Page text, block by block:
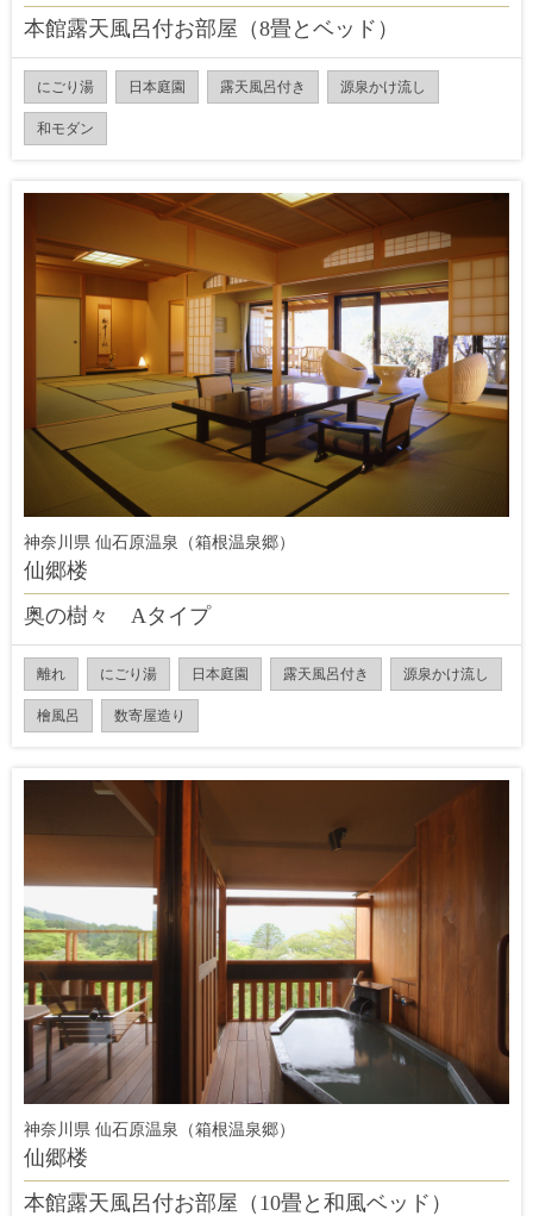
本館露天風呂付お部屋（8畳とベッド）
にごり湯 日本庭園 露天風呂付き 源泉かけ流し
和モダン
神奈川県 仙石原温泉（箱根温泉郷）
仙郷楼
奥の樹々 Aタイプ
離れ にごり湯 日本庭園 露天風呂付き 源泉かけ流し
檜風呂 数寄屋造り
神奈川県 仙石原温泉（箱根温泉郷）
仙郷楼
本館露天風呂付お部屋（10畳と和風ベッド）